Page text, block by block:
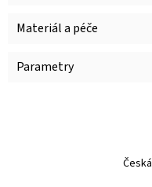
Materiál a péče
Parametry